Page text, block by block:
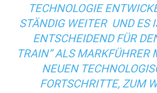
TECHNOLOGIE
STÄNDIG WEITER UND ES
ENTSCHEIDEND FÜR
TRAIN“ ALS MARKFÜHRER
NEUEN
FORTSCHRITTE, ZUM